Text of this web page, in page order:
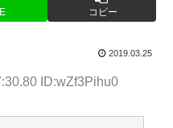
コピー
2019.03.25
ID:wZf3Pihu0